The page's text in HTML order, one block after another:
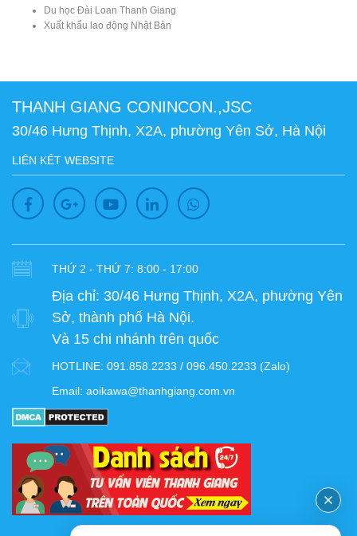
Du học Đài Loan Thanh Giang
Xuất khẩu lao động Nhật Bản
THANH GIANG CONINCON.,JSC
30/46 Hưng Thịnh, X2A, phường Yên Sở, Hà Nội
LIÊN KẾT WEBSITE
THỨ 2 - THỨ 7: 8:00 - 17:00
Địa chỉ: 30/46 Hưng Thịnh, X2A, phường Yên
Sở, thành phố Hà Nội.
Và 15 chi nhánh trên quốc
HOTLINE: 091.858.2233 / 096.450.2233 (Zalo)
Email: aoikawa@thanhgiang.com.vn